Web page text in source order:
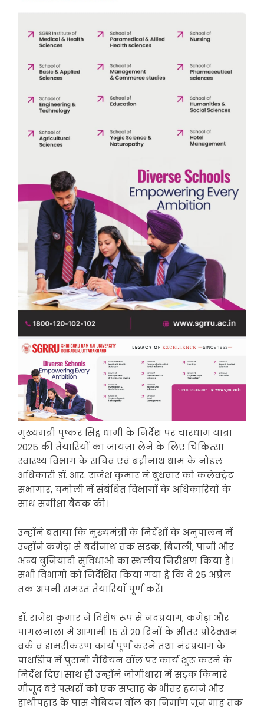
मुख्यमंत्री पुष्कर सिंह धामी के निर्देश पर चारधाम यात्रा
2025 की तैयारियों का जायज़ा लेने के लिए चिकित्सा
स्वास्थ्य विभाग के सचिव एवं बद्रीनाथ धाम के नोडल
अधिकारी डॉ. आर. राजेश कुमार ने बुधवार को कलेक्ट्रेट
सभागार, चमोली में संबंधित विभागों के अधिकारियों के
साथ समीक्षा बैठक की।
उन्होंने बताया कि मुख्यमंत्री के निर्देशों के अनुपालन में
उन्होंने कमेड़ा से बद्रीनाथ तक सड़क, बिजली, पानी और
अन्य बुनियादी सुविधाओं का स्थलीय निरीक्षण किया है।
सभी विभागों को निर्देशित किया गया है कि वे 25 अप्रैल
तक अपनी समस्त तैयारियाँ पूर्ण करें।
डॉ. राजेश कुमार ने विशेष रूप से नंदप्रयाग, कमेड़ा और
पागलनाला में आगामी 15 से 20 दिनों के भीतर प्रोटेक्शन
वर्क व डामरीकरण कार्य पूर्ण करने तथा नंदप्रयाग के
पार्थाडीप में पुरानी गैबियन वॉल पर कार्य शुरू करने के
निर्देश दिए। साथ ही उन्होंने जोगीधारा में सड़क किनारे
मौजूद बड़े पत्थरों को एक सप्ताह के भीतर हटाने और
हाथीपहाड़ के पास गैबियन वॉल का निर्माण जून माह तक